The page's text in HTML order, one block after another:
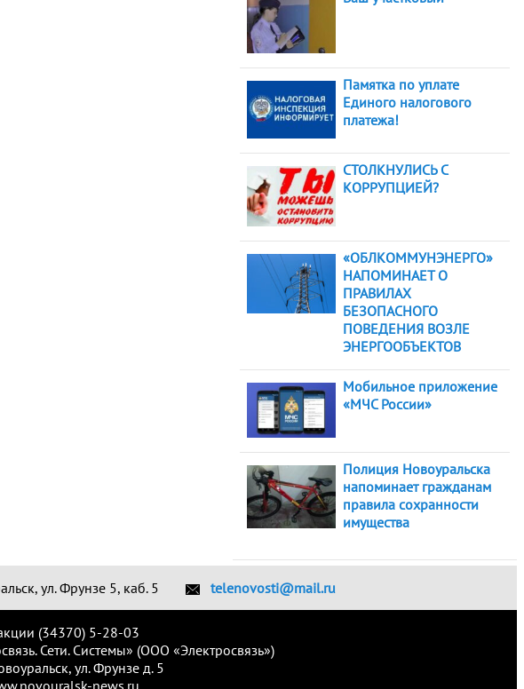
Памятка по уплате
Единого налогового
платежа!
СТОЛКНУЛИСЬ С
КОРРУПЦИЕЙ?
«ОБЛКОММУНЭНЕРГО»
НАПОМИНАЕТ О
ПРАВИЛАХ
БЕЗОПАСНОГО
ПОВЕДЕНИЯ ВОЗЛЕ
ЭНЕРГООБЪЕКТОВ
Мобильное приложение
«МЧС России»
Полиция Новоуральска
напоминает гражданам
правила сохранности
имущества
ул. Фрунзе 5, каб. 5 telenovosti@mail.ru
(34370) 5-28-03
Сети. Системы» (ООО «Электросвязь»)
ул. Фрунзе д. 5